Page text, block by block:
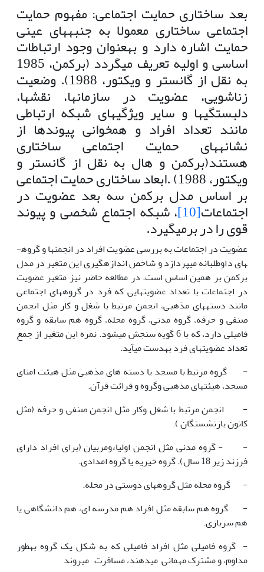
بعد ساختاری حمایت اجتماعی: مفهوم حمایت
اجتماعی ساختاری معمولا به جنبه­های عینی
حمایت اشاره دارد و به­عنوان وجود ارتباطات
اساسی و اولیه تعریف می­گردد (برکمن، 1985
به نقل از گانستر و ویکتور، 1988). وضعیت
زناشویی، عضویت در سازمان­ها، نقش­ها،
دلبستگی­ها و سایر ویژگی­های شبکه ارتباطی
مانند تعداد افراد و همخوانی پیوندها از
نشانه­های حمایت اجتماعی ساختاری
هستند(برکمن و هال به نقل از گانستر و
ویکتور، 1988) .ابعاد ساختاری حمایت اجتماعی
بر اساس مدل برکمن سه بعد عضویت در
اجتماعات[10] ، شبکه اجتماع شخصی و پیوند
قوی را در برمی­گیرد.
عضویت در اجتماعات به بررسی عضویت افراد در انجمن­ها و گروه­
های داوطلبانه می­پردازد و شاخص اندازه­گیری این متغیر در مدل
برکمن بر همین اساس است. در مطالعه حاضر نیز متغیر عضویت
در اجتماعات با تعداد عضویت­هایی که فرد در گروه­های اجتماعی
مانند دسته­های مذهبی، انجمن مرتبط با شغل و کار مثل انجمن
صنفی و حرفه، گروه مدنی، گروه محله، گروه هم سابقه و گروه
فامیلی دارد، که با 6 گویه سنجش می­شود. نمره این متغیر از جمع
تعداد عضویت­های فرد به­دست می­آید.
- گروه مرتبط با مسجد یا دسته های مذهبی مثل هیئت امنای
مسجد، هیئت­های مذهبی وگروه و قرائت قرآن.
- انجمن مرتبط با شغل وکار مثل انجمن صنفی و حرفه (مثل
کانون بازنشستگان ).
- - گروه مدنی مثل انجمن اولیاءومربیان (برای افراد دارای
فرزند زیر 18 سال). گروه خیریه یا گروه امدادی.
- گروه محله مثل گروه­های دوستی در محله.
- گروه هم سابقه مثل افراد هم مدرسه ای، هم دانشگاهی یا
هم سربازی.
- گروه فامیلی مثل افراد فامیلی که به شکل یک گروه به­طور
مداوم، و مشترک مهمانی می­دهند، مسافرت می­روند